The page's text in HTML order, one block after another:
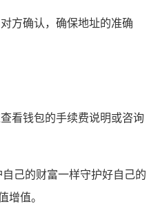
方确认，确保地址的准确
看钱包的手续费说明或咨询
自己的财富一样守护好自己的
增值。